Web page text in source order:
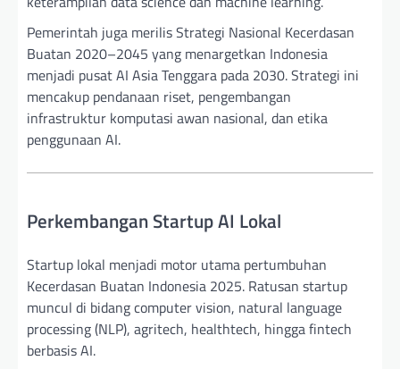
Pemerintah juga merilis Strategi Nasional Kecerdasan
Buatan 2020–2045 yang menargetkan Indonesia
menjadi pusat AI Asia Tenggara pada 2030. Strategi ini
mencakup pendanaan riset, pengembangan
infrastruktur komputasi awan nasional, dan etika
penggunaan AI.
Perkembangan Startup AI Lokal
Startup lokal menjadi motor utama pertumbuhan
Kecerdasan Buatan Indonesia 2025. Ratusan startup
muncul di bidang computer vision, natural language
processing (NLP), agritech, healthtech, hingga fintech
berbasis AI.